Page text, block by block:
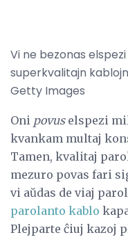
Vi ne bezonas
superkvalitajn
Getty Images
Oni povuselspezi
kvankam multaj
Tamen, kvalitaj
mezuro povas fari
vi aŭdas de viaj
parolanto kablo
Plejparte ĉiuj kazoj